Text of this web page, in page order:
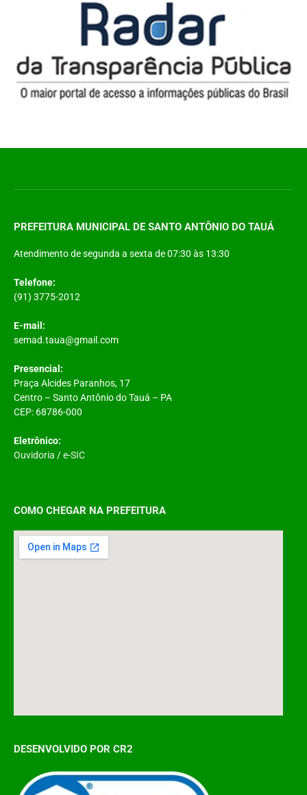
PREFEITURA MUNICIPAL DE SANTO ANTÔNIO DO TAUÁ
Atendimento de segunda a sexta de 07:30 às 13:30
Telefone:
(91) 3775-2012
E-mail:
semad.taua@gmail.com
Presencial:
Praça Alcides Paranhos, 17
Centro – Santo Antônio do Tauá – PA
CEP: 68786-000
Eletrônico:
Ouvidoria /e-SIC
COMO CHEGAR NA PREFEITURA
DESENVOLVIDO POR CR2